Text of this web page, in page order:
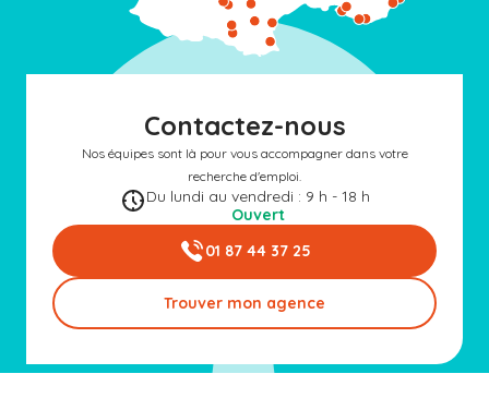
Contactez-nous
Nos équipes sont là pour vous accompagner dans votre
recherche d'emploi.
Du lundi au vendredi : 9 h - 18 h
Ouvert
01 87 44 37 25
Trouver mon agence